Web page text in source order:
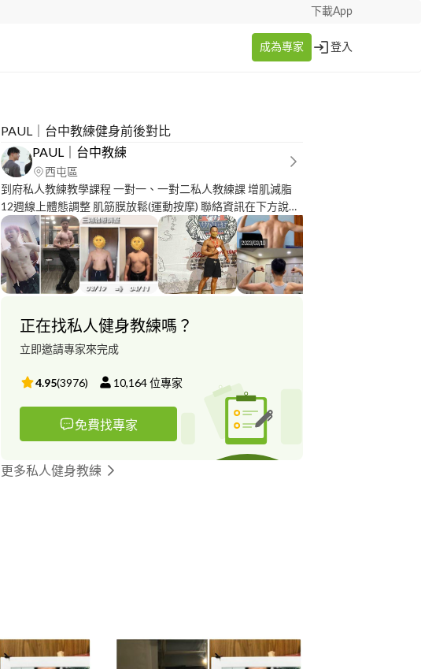
下載App
成為專家 登入
PAUL｜台中教練健身前後對比
PAUL｜台中教練
西屯區
到府私人教練教學課程 一對一、一對二私人教練課 增肌減脂
12週線上體態調整 肌筋膜放鬆(運動按摩) 聯絡資訊在下方說明
欄中中 此平台不做任何回覆，可依照以提供聯絡資訊詢問??
正在找私人健身教練嗎？
立即邀請專家來完成
4.95(3976) 10,164位專家
免費找專家
更多私人健身教練